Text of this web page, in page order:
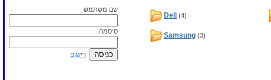
שם משתמש
סיסמה
רישום
Dell (4)
Samsung (3)